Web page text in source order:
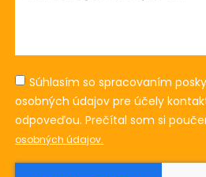
Súhlasím so spracovaním
osobných údajov pre účely
odpoveďou. Prečítal som si
osobných údajov.